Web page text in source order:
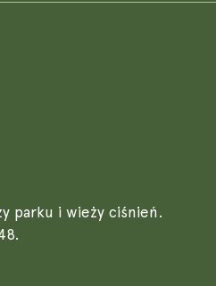
parku i wieży ciśnień.